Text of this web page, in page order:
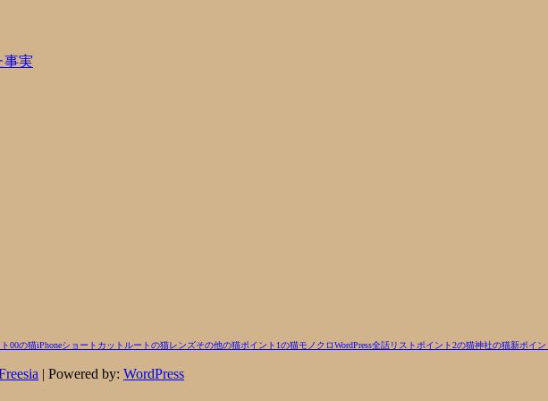
事実
00の猫iPhoneショートカットルートの猫レンズその他の猫ポイント1の猫モノクロWordPress全話リスト ポイント2の猫神社の猫新ポイン
| Powered by: WordPress